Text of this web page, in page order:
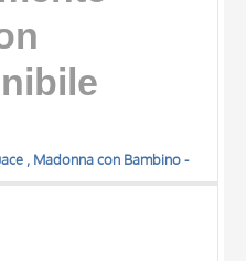
, Madonna con Bambino -